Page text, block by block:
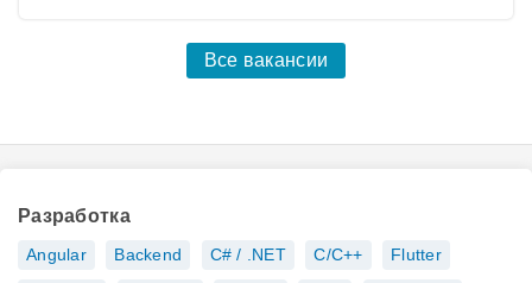
Все вакансии
Разработка
Angular Backend C# / .NET C/C++ Flutter